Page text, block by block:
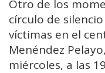
Otro de los
círculo de
víctimas en el
Menéndez
miércoles, a las